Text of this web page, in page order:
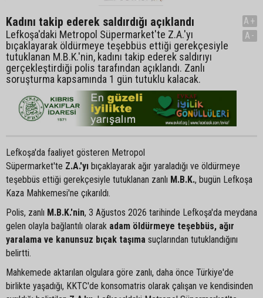
Kadını takip ederek saldırdığı açıklandı
Lefkoşa'daki Metropol Süpermarket'te Z.A.'yı
bıçaklayarak öldürmeye teşebbüs ettiği gerekçesiyle
tutuklanan M.B.K.'nin, kadını takip ederek saldırıyı
gerçekleştirdiği polis tarafından açıklandı. Zanlı
soruşturma kapsamında 1 gün tutuklu kalacak.
A+
A-
Lefkoşa'da faaliyet gösteren Metropol
Süpermarket'te Z.A.'yı bıçaklayarak ağır yaraladığı ve öldürmeye
teşebbüs ettiği gerekçesiyle tutuklanan zanlı M.B.K., bugün Lefkoşa
Kaza Mahkemesi'ne çıkarıldı.
Polis, zanlı M.B.K.'nin, 3 Ağustos 2026 tarihinde Lefkoşa'da meydana
gelen olayla bağlantılı olarak adam öldürmeye teşebbüs, ağır
yaralama ve kanunsuz bıçak taşıma suçlarından tutuklandığını
belirtti.
Mahkemede aktarılan olgulara göre zanlı, daha önce Türkiye'de
birlikte yaşadığı, KKTC'de konsomatris olarak çalışan ve kendisinden